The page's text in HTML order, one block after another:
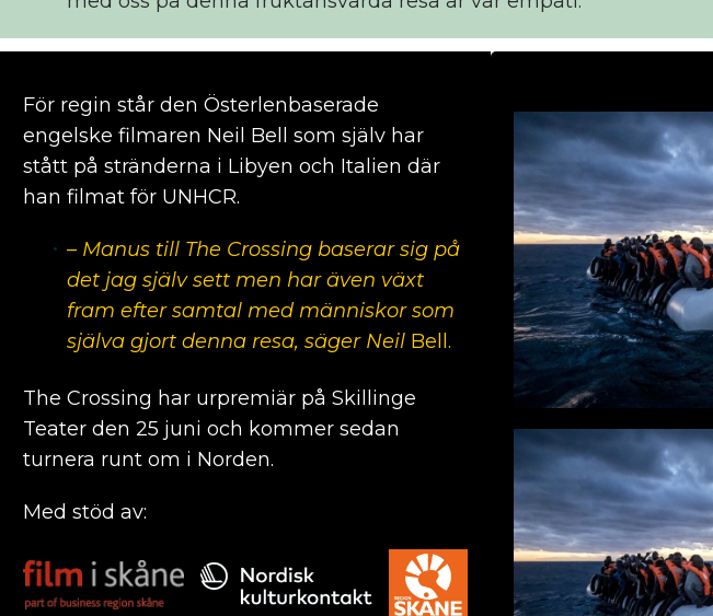
För regin står den Österlenbaserade
engelske filmaren Neil Bell som själv har
stått på stränderna i Libyen och Italien där
han filmat för UNHCR.
– Manus till The Crossing baserar sig på
det jag själv sett men har även växt
fram efter samtal med människor som
själva gjort denna resa, säger Neil Bell.
The Crossing har urpremiär på Skillinge
Teater den 25 juni och kommer sedan
turnera runt om i Norden.
Med stöd av: